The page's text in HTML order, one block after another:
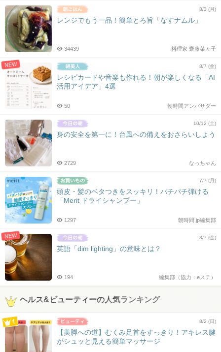
8/3 (月)
レンジでもう一品！簡単とろ旨「なすナムル」
料理家 齋藤菜々子
34439
NEW 8/7 (金)
レシピカードや音楽も作れる！朝が楽しくなる「AI
活用アイデア」4選
朝時間アンバサダー
50
10/12 (土)
身の安全を第一に！台風への備えをおさらいしよう
なっちゃん
2729
7/7 (月)
頭皮・髪のベタつきをスッキリ！パチパチ弾ける
「Merit ドライシャンプー」
朝時間.jp編集部
1297
NEW 8/7 (金)
英語「dim lighting」の意味とは？
編集部（協力：eステ）
194
ヘルス&ビューティーの人気ランキング
8/2 (日)
【美脚への道】むくみ足首をすっきり！アキレス腱
がシュッと見える簡単マッサージ